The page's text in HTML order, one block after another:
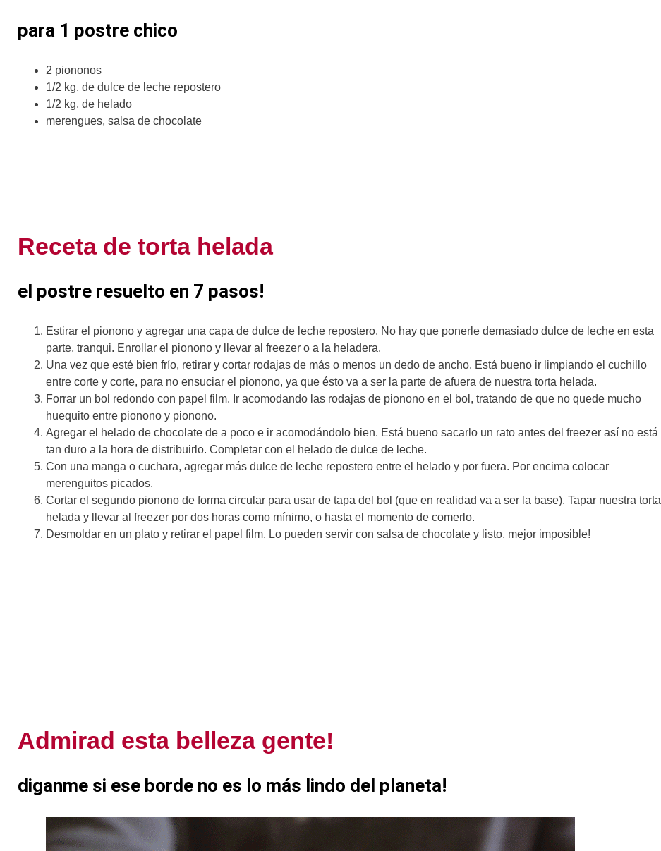
para 1 postre chico
2 piononos
1/2 kg. de dulce de leche repostero
1/2 kg. de helado
merengues, salsa de chocolate
Receta de torta helada
el postre resuelto en 7 pasos!
Estirar el pionono y agregar una capa de dulce de leche repostero. No hay que ponerle demasiado dulce de leche en esta
parte, tranqui. Enrollar el pionono y llevar al freezer o a la heladera.
Una vez que esté bien frío, retirar y cortar rodajas de más o menos un dedo de ancho. Está bueno ir limpiando el cuchillo
entre corte y corte, para no ensuciar el pionono, ya que ésto va a ser la parte de afuera de nuestra torta helada.
Forrar un bol redondo con papel film. Ir acomodando las rodajas de pionono en el bol, tratando de que no quede mucho
huequito entre pionono y pionono.
Agregar el helado de chocolate de a poco e ir acomodándolo bien. Está bueno sacarlo un rato antes del freezer así no está
tan duro a la hora de distribuirlo. Completar con el helado de dulce de leche.
Con una manga o cuchara, agregar más dulce de leche repostero entre el helado y por fuera. Por encima colocar
merenguitos picados.
Cortar el segundo pionono de forma circular para usar de tapa del bol (que en realidad va a ser la base). Tapar nuestra torta
helada y llevar al freezer por dos horas como mínimo, o hasta el momento de comerlo.
Desmoldar en un plato y retirar el papel film. Lo pueden servir con salsa de chocolate y listo, mejor imposible!
Admirad esta belleza gente!
diganme si ese borde no es lo más lindo del planeta!